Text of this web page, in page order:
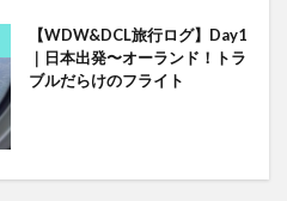
【WDW&DCL旅行ログ】Day1
｜日本出発〜オーランド！トラ
ブルだらけのフライト